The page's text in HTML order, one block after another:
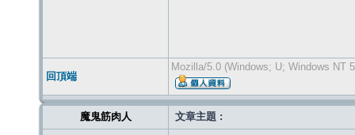
回頂端
Mozilla/5.0 (Windows; U; Windows NT
魔鬼筋肉人 文章主題 :